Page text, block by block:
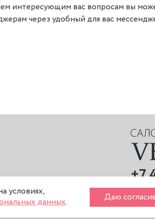
интересующим вас вопросам вы
через удобный для вас
+7
условиях,
данных. Даю